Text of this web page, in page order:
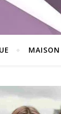
MAISON